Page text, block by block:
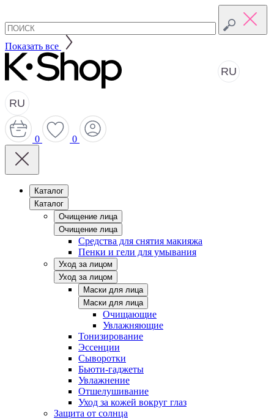
Показать все
RU
RU
0 0
Каталог
Каталог
Очищение лица
Очищение лица
Средства для снятия макияжа
Пенки и гели для умывания
Уход за лицом
Уход за лицом
Маски для лица
Маски для лица
Очищающие
Увлажняющие
Тонизирование
Эссенции
Сыворотки
Бьюти-гаджеты
Увлажнение
Отшелушивание
Уход за кожей вокруг глаз
Защита от солнца